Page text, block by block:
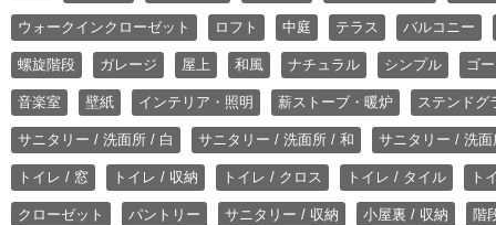
ウォークインクローゼット ロフト 中庭 テラス バルコニー
螺旋階段 ガレージ 屋上 和風 ナチュラル シンプル ゴ
音楽室 壁紙 インテリア・照明 薪ストーブ・暖炉 ステンドグ
サニタリー / 洗面所 / 白 サニタリー / 洗面所 / 和 サニタリー / 洗
トイレ / 窓 トイレ / 収納 トイレ / クロス トイレ / タイル ト
クローゼット パントリー サニタリー / 収納 小屋裏 / 収納 階